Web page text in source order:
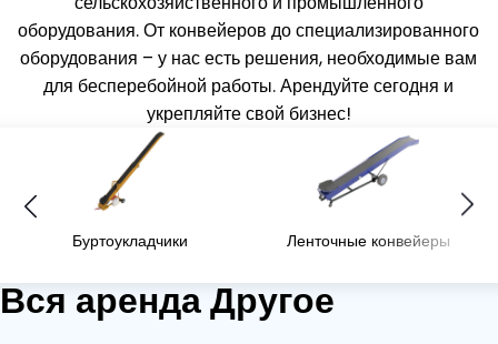
оборудования. От конвейеров до специализированного
оборудования – у нас есть решения, необходимые вам
для бесперебойной работы. Арендуйте сегодня и
укрепляйте свой бизнес!
Буртоукладчики Ленточные конвейеры
Вся аренда Другое